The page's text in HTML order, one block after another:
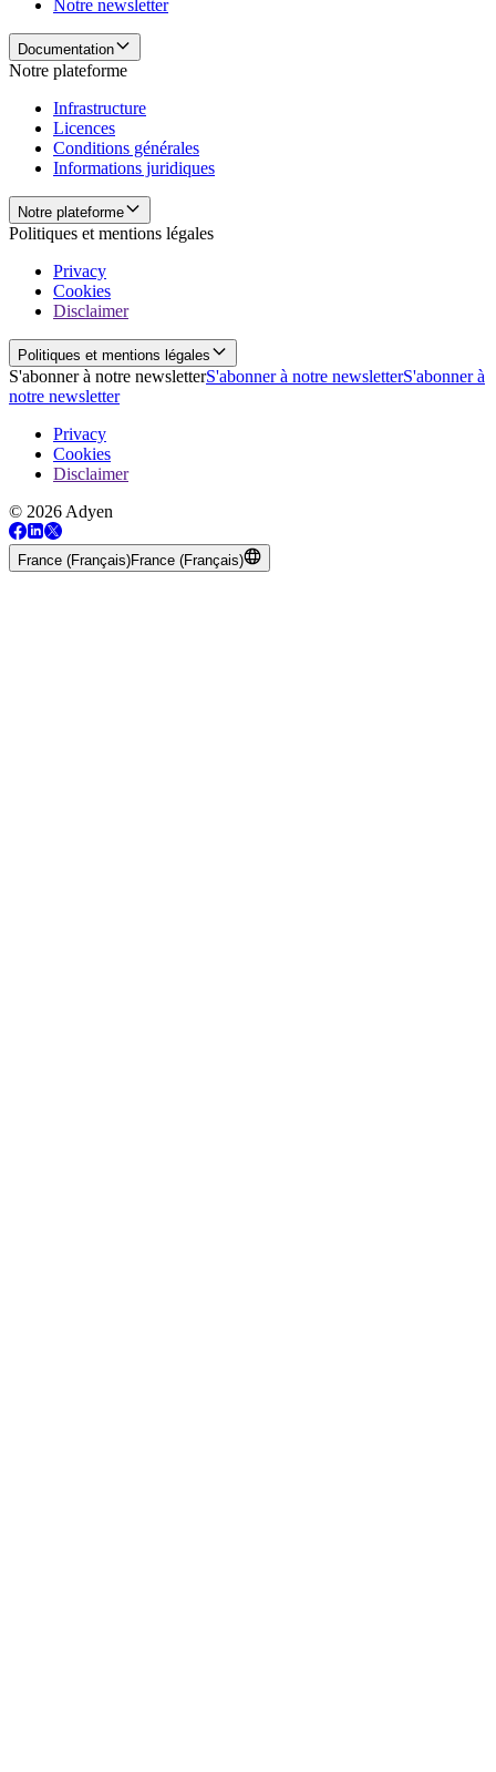
Notre newsletter
Documentation
Notre plateforme
Infrastructure
Licences
Conditions générales
Informations juridiques
Notre plateforme
Politiques et mentions légales
Privacy
Cookies
Disclaimer
Politiques et mentions légales
S'abonner à notre newsletterS'abonner à notre newsletterS'abonner à
notre newsletter
Privacy
Cookies
Disclaimer
© 2026 Adyen
France (Français)France (Français)